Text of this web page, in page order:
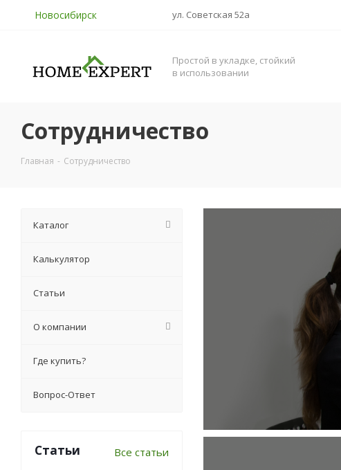
Новосибирск ул. Советская 52а
Простой в укладке, стойкий
в использовании
Сотрудничество
Главная - Сотрудничество
Каталог
Калькулятор
Статьи
О компании
Где купить?
Вопрос-Ответ
Статьи Все статьи